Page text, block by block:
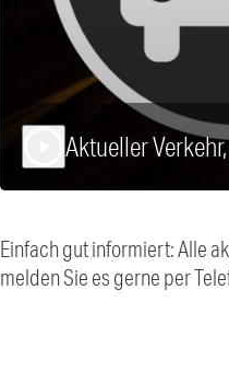
Aktueller
Einfach gut informiert: Alle
melden Sie es gerne per